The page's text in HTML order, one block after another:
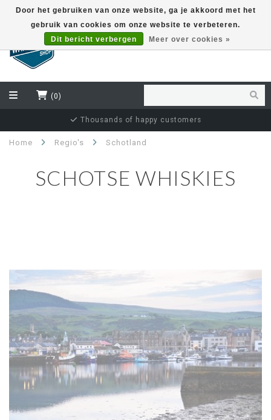
(0)
Thousands of happy customers
Home Regio's Schotland
SCHOTSE WHISKIES
Door het gebruiken van onze website, ga je akkoord met het
gebruik van cookies om onze website te verbeteren.
Dit bericht verbergen
Meer over cookies »